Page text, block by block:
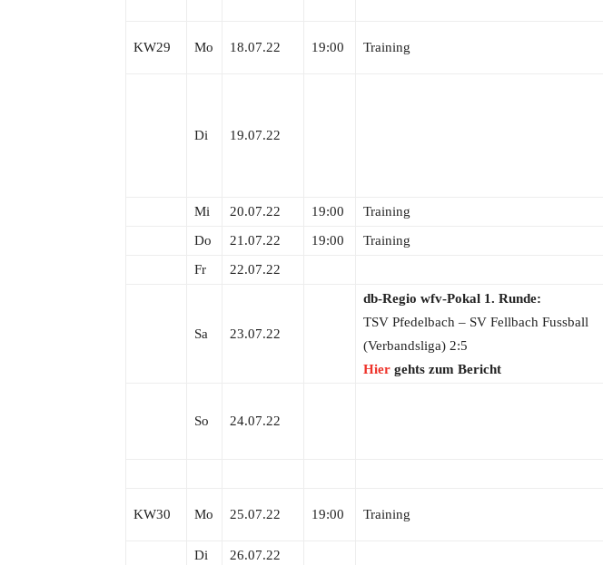
KW29 Mo 18.07.22 19:00 Training
Di 19.07.22
Mi 20.07.22 19:00
Training
Do
21.07.22 19:00
Training
Fr
22.07.22
Sa 23.07.22
db-Regio wfv-Pokal 1. Runde:
TSV Pfedelbach – SV Fellbach Fussball
(Verbandsliga) 2:5
Hier gehts zum Bericht
So 24.07.22
KW30 Mo 25.07.22 19:00 Training
Di 26.07.22